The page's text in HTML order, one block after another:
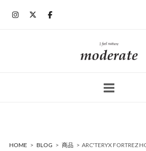
ホ
ー
HOME > BLOG > 商品 > ARC'TERYX FORTREZ